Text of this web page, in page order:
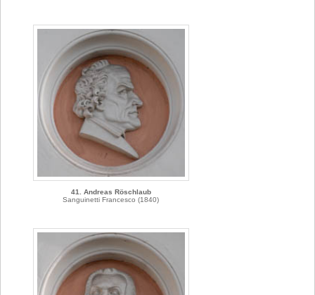
41. Andreas Röschlaub
Sanguinetti Francesco (1840)